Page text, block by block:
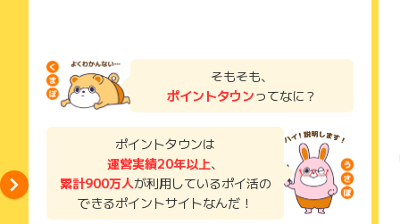
了などのメールは、ポイント獲得するまで必ず保管してくださ
獲得待ち・獲得失敗の状態でお問い合わせされる際に、該当の
メールを送っていただく場合がございます。
そのため、紛失・破棄された場合は対応いたしかねますので、
ご注意ください。
(※) SafariやChromeなどwebサイトを表示するアプリのこと
そもそも、
ポイントタウンってなに？
ポイントタウンは
運営実績20年以上、
累計900万人が利用しているポイ活の
できるポイントサイトなんだ！